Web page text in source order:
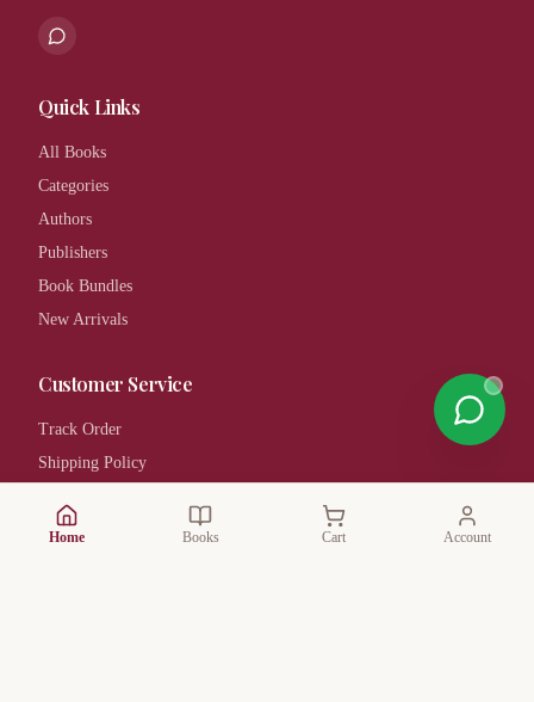
Quick Links
All Books
Categories
Authors
Publishers
Book Bundles
New Arrivals
Customer Service
Track Order
Shipping Policy
FAQ
Home Books Cart Account